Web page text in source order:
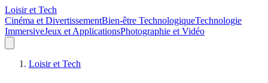
Loisir et Tech
Cinéma et DivertissementBien-être TechnologiqueTechnologie
ImmersiveJeux et ApplicationsPhotographie et Vidéo
Loisir et Tech